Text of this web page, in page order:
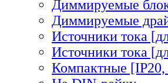
Диммируемые
Диммируемые
Источники тока
Источники тока
Компактные [IP20,